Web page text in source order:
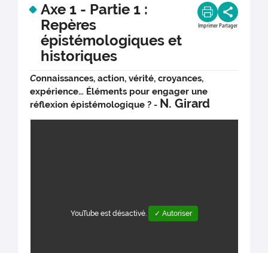
Axe 1 - Partie 1 :
Repères
épistémologiques et
historiques
Imprimer Partager
Connaissances, action, vérité, croyances,
expérience… Éléments pour engager une
réflexion épistémologique ? - N. Girard
YouTube est désactivé. ✓ Autoriser